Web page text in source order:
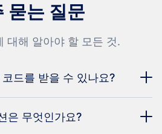
묻는 질문
대해 알아야 할 모든 것.
드를 받을 수 있나요?
은 무엇인가요?